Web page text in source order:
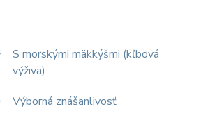
S morskými mäkkýšmi (kľbová
výživa)
Výborná znášanlivosť